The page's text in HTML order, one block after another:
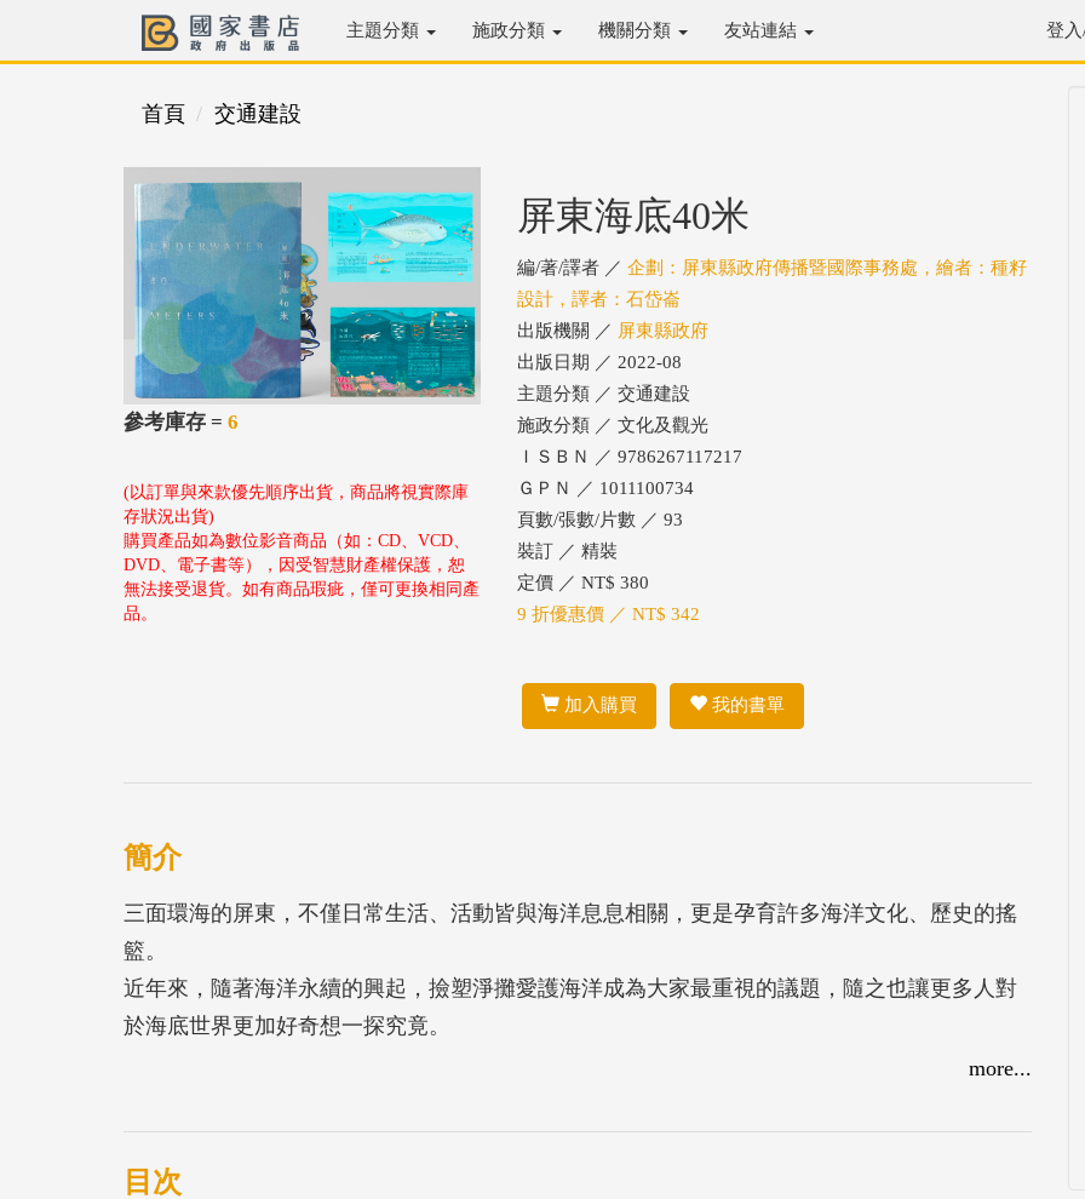
主題分類 施政分類 機關分類 友站連結 登
首頁 交通建設
參考庫存 = 6
(以訂單與來款優先順序出貨，商品將視實際庫
存狀況出貨)
購買產品如為數位影音商品（如：CD、VCD、
DVD、電子書等），因受智慧財產權保護，恕
無法接受退貨。如有商品瑕疵，僅可更換相同產
品。
屏東海底40米
編/著/譯者 ／ 企劃：屏東縣政府傳播暨國際事務處，繪者：種籽
設計，譯者：石岱崙
出版機關 ／ 屏東縣政府
出版日期 ／ 2022-08
主題分類 ／ 交通建設
施政分類 ／ 文化及觀光
ＩＳＢＮ ／ 9786267117217
ＧＰＮ ／ 1011100734
頁數/張數/片數 ／ 93
裝訂 ／ 精裝
定價 ／ NT$ 380
9 折優惠價 ／ NT$ 342
加入購買 我的書單
簡介
三面環海的屏東，不僅日常生活、活動皆與海洋息息相關，更是孕育許多海洋文化、歷史的搖
籃。
近年來，隨著海洋永續的興起，撿塑淨攤愛護海洋成為大家最重視的議題，隨之也讓更多人對
於海底世界更加好奇想一探究竟。
術情境等編排設計，帶領讀者親近屏東的海洋，由不同的深度、生態層及多樣化的人文生態保
育，繪製而成一本海洋之書，希望充分展現屏東的繽紛海洋世界、開啟海底的層層探索。
more...
目次